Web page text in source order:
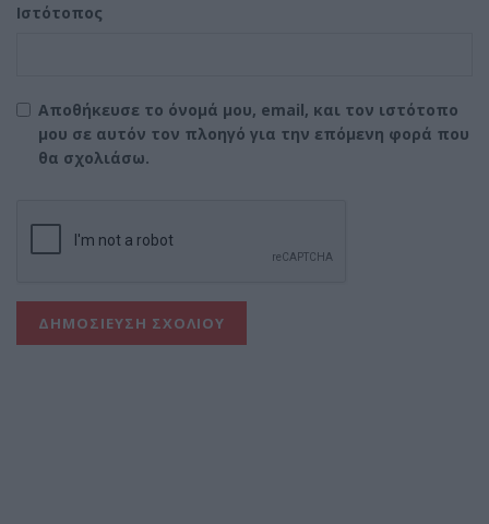
Ιστότοπος
Αποθήκευσε το όνομά μου, email, και τον ιστότοπο
μου σε αυτόν τον πλοηγό για την επόμενη φορά που
θα σχολιάσω.